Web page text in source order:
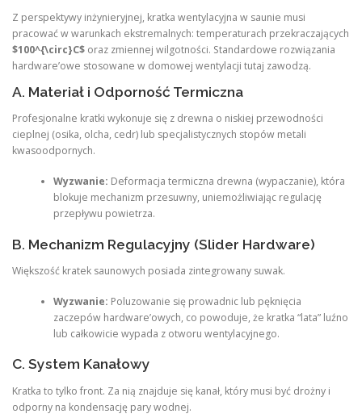
Z perspektywy inżynieryjnej, kratka wentylacyjna w saunie musi
pracować w warunkach ekstremalnych: temperaturach przekraczających
$100^{\circ}C$ oraz zmiennej wilgotności. Standardowe rozwiązania
hardware’owe stosowane w domowej wentylacji tutaj zawodzą.
A. Materiał i Odporność Termiczna
Profesjonalne kratki wykonuje się z drewna o niskiej przewodności
cieplnej (osika, olcha, cedr) lub specjalistycznych stopów metali
kwasoodpornych.
Wyzwanie: Deformacja termiczna drewna (wypaczanie), która
blokuje mechanizm przesuwny, uniemożliwiając regulację
przepływu powietrza.
B. Mechanizm Regulacyjny (Slider Hardware)
Większość kratek saunowych posiada zintegrowany suwak.
Wyzwanie: Poluzowanie się prowadnic lub pęknięcia
zaczepów hardware’owych, co powoduje, że kratka “lata” luźno
lub całkowicie wypada z otworu wentylacyjnego.
C. System Kanałowy
Kratka to tylko front. Za nią znajduje się kanał, który musi być drożny i
odporny na kondensację pary wodnej.